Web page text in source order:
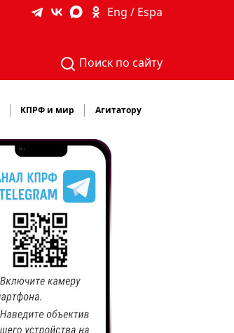
Eng / Espa
Поиск по сайту
КПРФ и мир Агитатору